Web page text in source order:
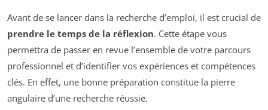
Avant de se lancer dans la recherche d’emploi, il est crucial de
prendre le temps de la réflexion. Cette étape vous
permettra de passer en revue l’ensemble de votre parcours
professionnel et d’identifier vos expériences et compétences
clés. En effet, une bonne préparation constitue la pierre
angulaire d’une recherche réussie.